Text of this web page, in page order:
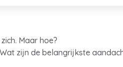
Maar hoe?
zijn de belangrijkste